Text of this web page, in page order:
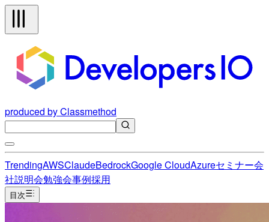
produced by Classmethod
TrendingAWSClaudeBedrockGoogle CloudAzureセミナー会
社説明会勉強会事例採用
目次